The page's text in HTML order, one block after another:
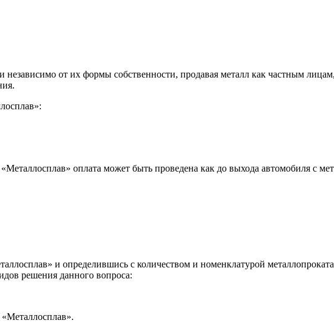
независимо от их формы собственности, продавая металл как частным
оплата может быть проведена как до выхода автомобиля с
и определившись с количеством и номенклатурой
решения данного вопроса: